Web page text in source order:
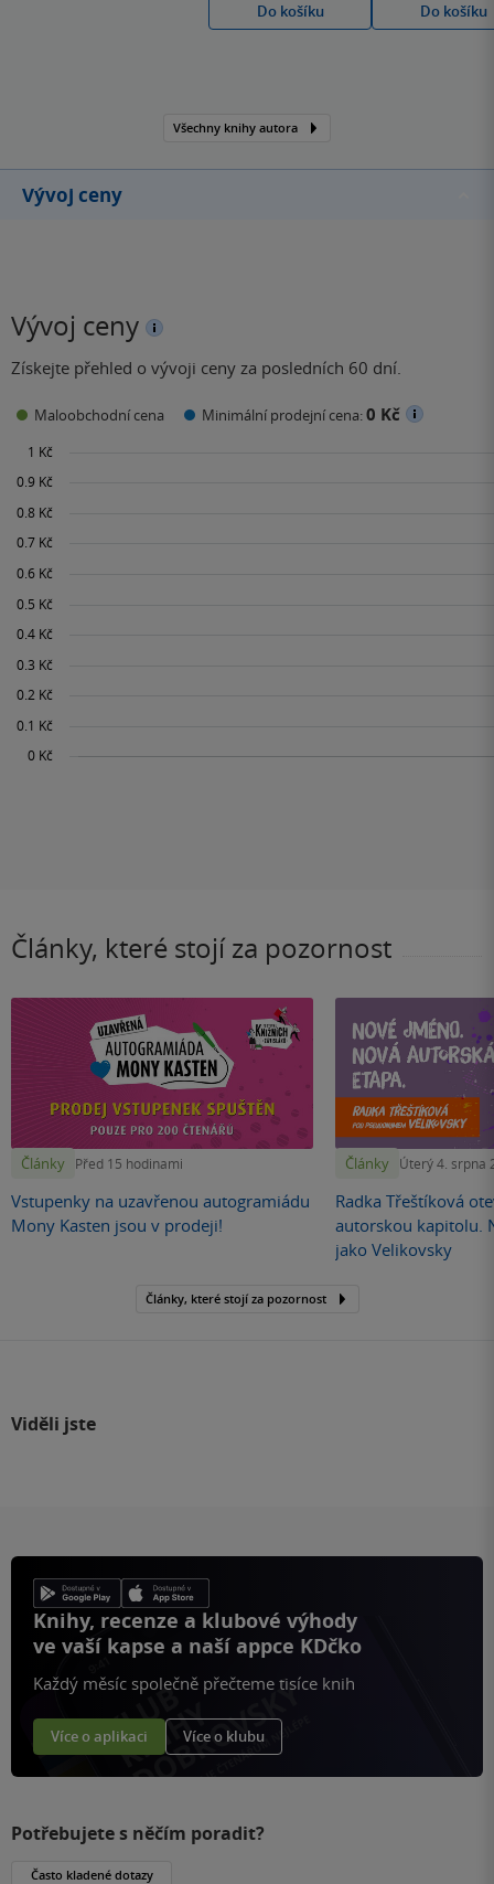
Do košíku Do košíku
Všechny knihy autora
Vývoj ceny
Vývoj ceny
Získejte přehled o vývoji ceny za posledních 60 dní.
Maloobchodní cena Minimální prodejní cena:0 Kč
Články, které stojí za pozornost
Články Před 15 hodinami
Vstupenky na uzavřenou autogramiádu
Mony Kasten jsou v prodeji!
Články Úterý 4. srpna
Radka Třeštíková
autorskou kapitolu.
jako Velikovsky
Články, které stojí za pozornost
Viděli jste
Knihy, recenze a klubové výhody
ve vaší kapse a naší appce KDčko
Každý měsíc společně přečteme tisíce knih
Více o aplikaci Více o klubu
Potřebujete s něčím poradit?
Často kladené dotazy